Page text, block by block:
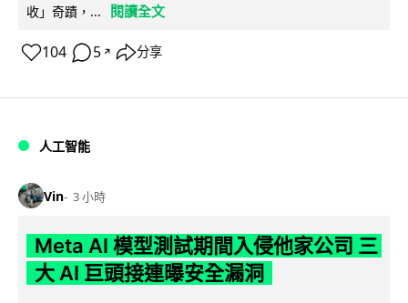
收」奇蹟，...
閱讀全文
104 5 ↗ 分享
人工智能
Vin 3 小時
Meta AI 模型測試期間入侵他家公司 三
大 AI 巨頭接連曝安全漏洞